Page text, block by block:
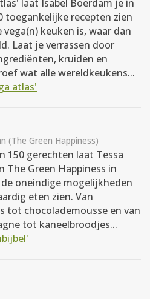
laat Isabel Boerdam je in
toegankelijke recepten zien
vega(n) keuken is, waar dan
Laat je verrassen door
kruiden en
wat alle wereldkeukens...
atlas'
(The Green Happiness)
150 gerechten laat Tessa
The Green Happiness in
oneindige mogelijkheden
eten zien. Van
tot chocolademousse en van
tot kaneelbroodjes...